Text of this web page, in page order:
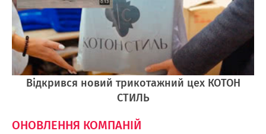
Відкрився новий трикотажний цех КОТОН
СТИЛЬ
ОНОВЛЕННЯ КОМПАНІЙ